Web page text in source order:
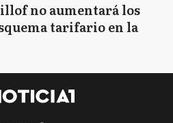
no aumentará los
tarifario en la